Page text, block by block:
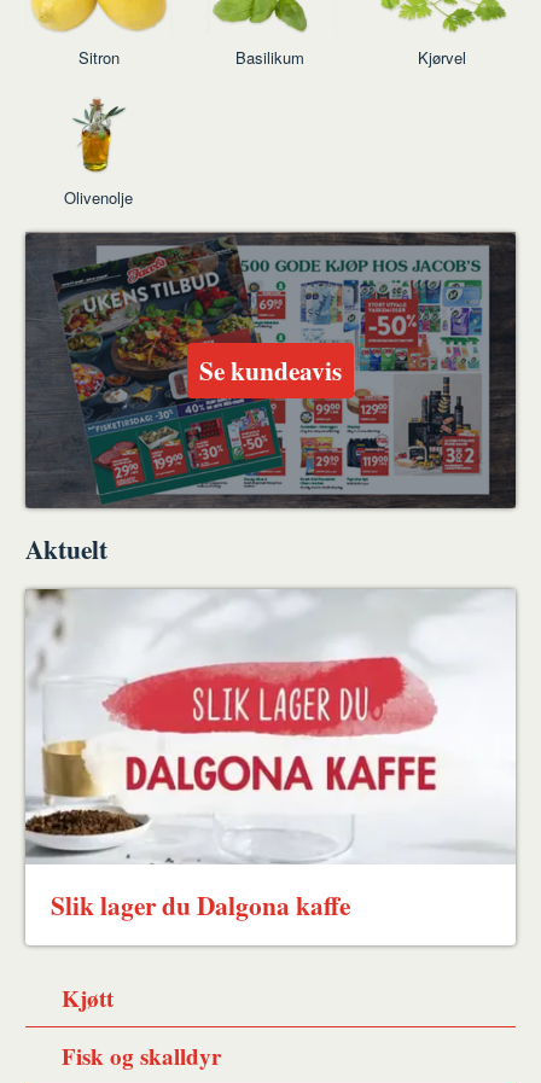
Sitron Basilikum Kjørvel
Olivenolje
Se kundeavis
Aktuelt
Slik lager du Dalgona kaffe
Kjøtt
Fisk og skalldyr